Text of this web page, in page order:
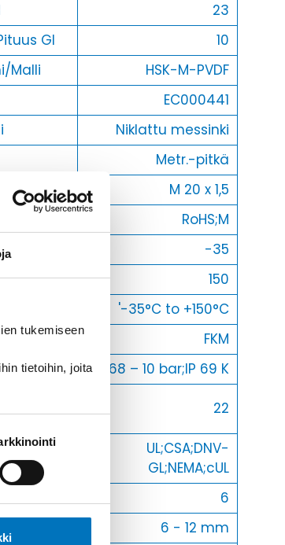
tukemiseen
tietoihin, joita
23
Gl
10
Malli
HSK-M-PVDF
EC000441
Niklattu messinki
Metr.-pitkä
Ag
M 20 x 1,5
RoHS;M
-35
150
'-35°C to +150°C
FKM
IP 68 – 10 bar;IP 69 K
22
Logot
UL;CSA;DNV-
GL;NEMA;cUL
6
6 - 12 mm